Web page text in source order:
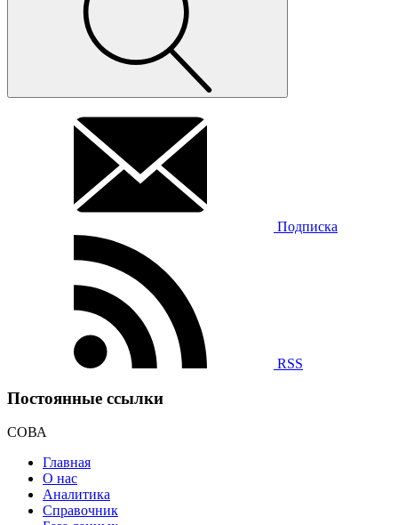
Подписка
RSS
Постоянные ссылки
СОВА
Главная
О нас
Аналитика
Справочник